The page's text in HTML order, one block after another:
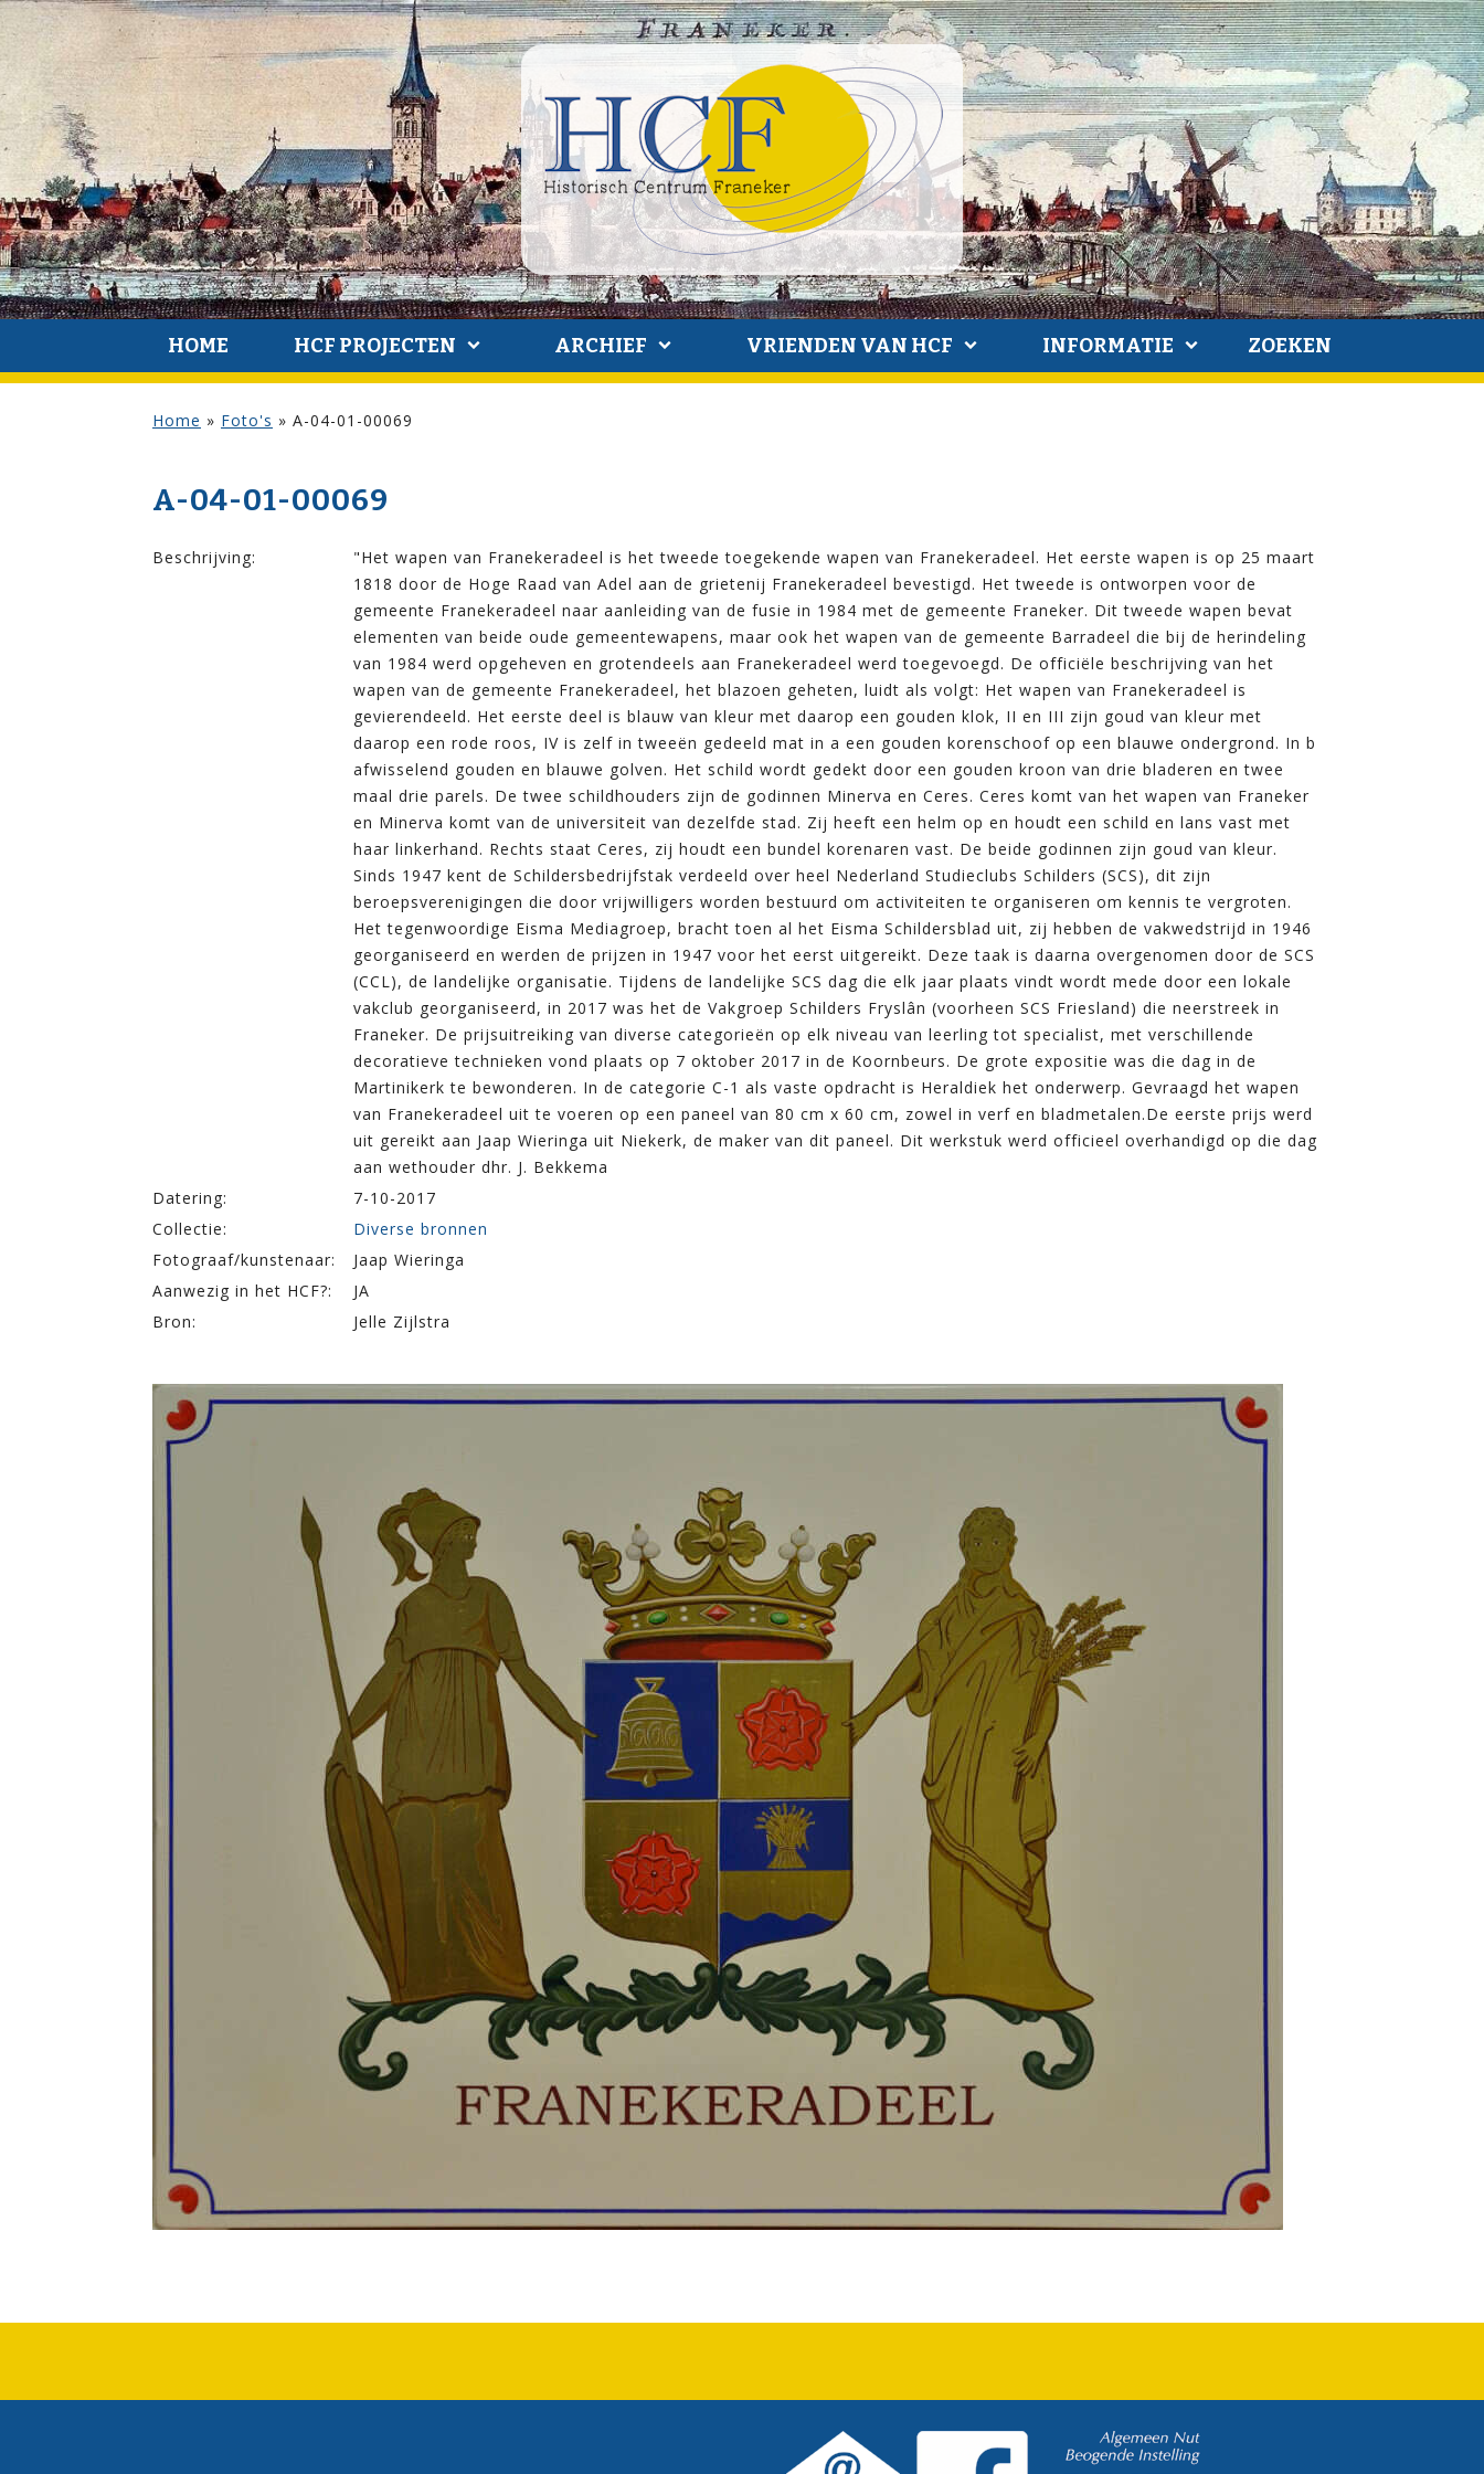
HOME HCF PROJECTEN ARCHIEF VRIENDEN VAN HCF INFORMATIE ZOEKEN
Home » Foto's » A-04-01-00069
A-04-01-00069
Beschrijving:
"Het wapen van Franekeradeel is het tweede toegekende wapen van Franekeradeel. Het eerste wapen is op 25 maart
1818 door de Hoge Raad van Adel aan de grietenij Franekeradeel bevestigd. Het tweede is ontworpen voor de
gemeente Franekeradeel naar aanleiding van de fusie in 1984 met de gemeente Franeker. Dit tweede wapen bevat
elementen van beide oude gemeentewapens, maar ook het wapen van de gemeente Barradeel die bij de herindeling
van 1984 werd opgeheven en grotendeels aan Franekeradeel werd toegevoegd. De officiële beschrijving van het
wapen van de gemeente Franekeradeel, het blazoen geheten, luidt als volgt: Het wapen van Franekeradeel is
gevierendeeld. Het eerste deel is blauw van kleur met daarop een gouden klok, II en III zijn goud van kleur met
daarop een rode roos, IV is zelf in tweeën gedeeld mat in a een gouden korenschoof op een blauwe ondergrond. In b
afwisselend gouden en blauwe golven. Het schild wordt gedekt door een gouden kroon van drie bladeren en twee
maal drie parels. De twee schildhouders zijn de godinnen Minerva en Ceres. Ceres komt van het wapen van Franeker
en Minerva komt van de universiteit van dezelfde stad. Zij heeft een helm op en houdt een schild en lans vast met
haar linkerhand. Rechts staat Ceres, zij houdt een bundel korenaren vast. De beide godinnen zijn goud van kleur.
Sinds 1947 kent de Schildersbedrijfstak verdeeld over heel Nederland Studieclubs Schilders (SCS), dit zijn
beroepsverenigingen die door vrijwilligers worden bestuurd om activiteiten te organiseren om kennis te vergroten.
Het tegenwoordige Eisma Mediagroep, bracht toen al het Eisma Schildersblad uit, zij hebben de vakwedstrijd in 1946
georganiseerd en werden de prijzen in 1947 voor het eerst uitgereikt. Deze taak is daarna overgenomen door de SCS
(CCL), de landelijke organisatie. Tijdens de landelijke SCS dag die elk jaar plaats vindt wordt mede door een lokale
vakclub georganiseerd, in 2017 was het de Vakgroep Schilders Fryslân (voorheen SCS Friesland) die neerstreek in
Franeker. De prijsuitreiking van diverse categorieën op elk niveau van leerling tot specialist, met verschillende
decoratieve technieken vond plaats op 7 oktober 2017 in de Koornbeurs. De grote expositie was die dag in de
Martinikerk te bewonderen. In de categorie C-1 als vaste opdracht is Heraldiek het onderwerp. Gevraagd het wapen
van Franekeradeel uit te voeren op een paneel van 80 cm x 60 cm, zowel in verf en bladmetalen.De eerste prijs werd
uit gereikt aan Jaap Wieringa uit Niekerk, de maker van dit paneel. Dit werkstuk werd officieel overhandigd op die dag
aan wethouder dhr. J. Bekkema
Datering:
7-10-2017
Collectie:
Diverse bronnen
Fotograaf/kunstenaar:
Jaap Wieringa
Aanwezig in het HCF?:
JA
Bron:
Jelle Zijlstra